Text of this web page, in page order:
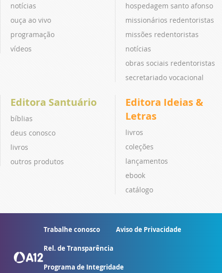
notícias
ouça ao vivo
programação
vídeos
hospedagem santo afonso
missionários redentoristas
missões redentoristas
notícias
obras sociais redentoristas
secretariado vocacional
Editora Santuário
bíblias
deus conosco
livros
outros produtos
Editora Ideias &
Letras
livros
coleções
lançamentos
ebook
catálogo
Trabalhe conosco Aviso de Privacidade
Rel. de Transparência
Programa de Integridade